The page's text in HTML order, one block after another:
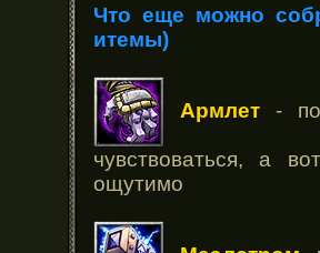
Что еще можно
итемы)
Армлет -
чувствоваться, а
ощутимо